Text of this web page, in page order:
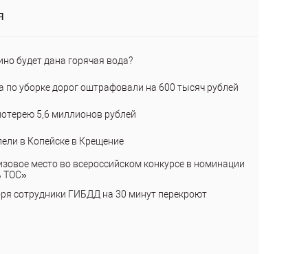
будет дана горячая вода?
по уборке дорог оштрафовали на 600 тысяч рублей
5,6 миллионов рублей
в Копейске в Крещение
место во всероссийском конкурсе в номинации
ТОС»
сотрудники ГИБДД на 30 минут перекроют